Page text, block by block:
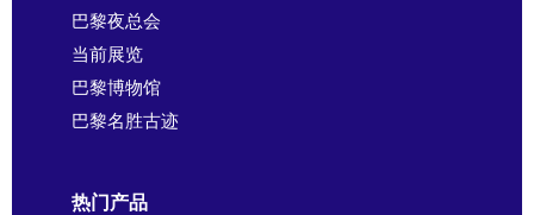
巴黎夜总会
当前展览
巴黎博物馆
巴黎名胜古迹
热门产品